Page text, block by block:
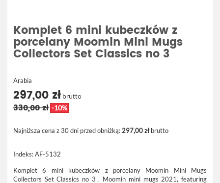
Komplet 6 mini kubeczków z
porcelany Moomin Mini Mugs
Collectors Set Classics no 3
Arabia
297,00 zł brutto
330,00 zł -10%
Najniższa cena z 30 dni przed obniżką: 297,00 złbrutto
Indeks:AF-5132
Komplet 6 mini kubeczków z porcelany Moomin Mini Mugs
Collectors Set Classics no 3 . Moomin mini mugs 2021, featuring